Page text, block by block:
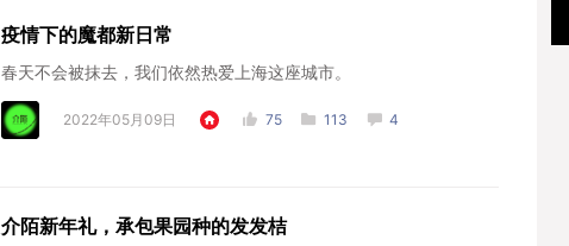
疫情下的魔都新日常
春天不会被抹去，我们依然热爱上海这座城市。
2022年05月09日 75 113 4
介陌新年礼，承包果园种的发发桔